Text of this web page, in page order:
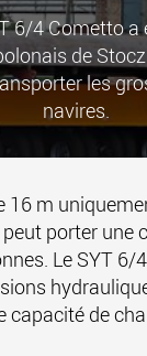
6/4 Cometto a
de
les
navires.
16 m
porter une
Le SYT 6/
capacité de